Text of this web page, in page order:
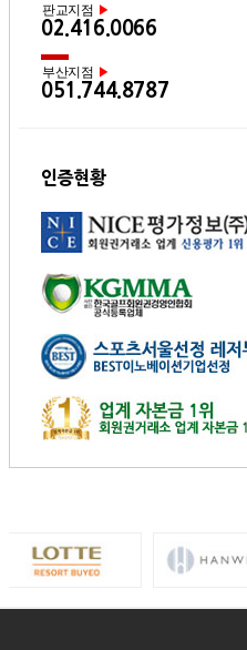
판교지점 ▶
02.416.0066
부산지점 ▶
051.744.8787
인증현황